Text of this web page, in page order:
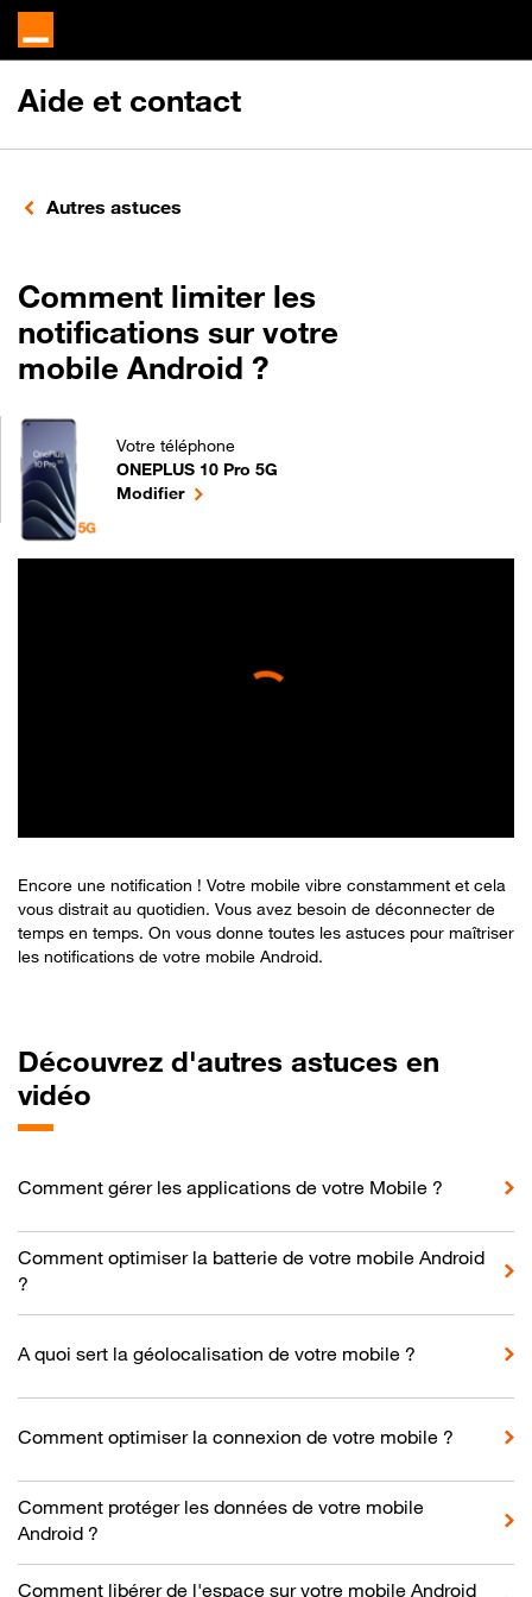
Aide et contact
Autres astuces
Comment limiter les
notifications sur votre
mobile Android ?
Votre téléphone
ONEPLUS 10 Pro 5G
Comment limiter les notifications sur votre mobile
Modifierle téléphone sélectionné
Encore une notification ! Votre mobile vibre constamment et cela
vous distrait au quotidien. Vous avez besoin de déconnecter de
temps en temps. On vous donne toutes les astuces pour maîtriser
les notifications de votre mobile Android.
Découvrez d'autres astuces en
vidéo
Comment gérer les applications de votre Mobile ?
Comment optimiser la batterie de votre mobile Android
?
A quoi sert la géolocalisation de votre mobile ?
Comment optimiser la connexion de votre mobile ?
Comment protéger les données de votre mobile
Android ?
Comment libérer de l'espace sur votre mobile Android